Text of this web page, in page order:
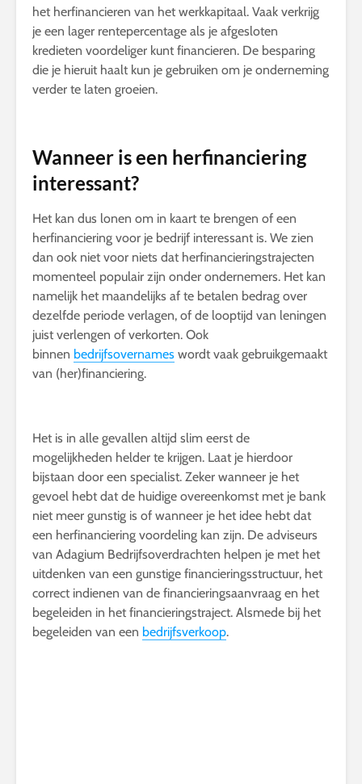
het herfinancieren van het werkkapitaal. Vaak verkrijg
je een lager rentepercentage als je afgesloten
kredieten voordeliger kunt financieren. De besparing
die je hieruit haalt kun je gebruiken om je onderneming
verder te laten groeien.
Wanneer is een herfinanciering
interessant?
Het kan dus lonen om in kaart te brengen of een
herfinanciering voor je bedrijf interessant is. We zien
dan ook niet voor niets dat herfinancieringstrajecten
momenteel populair zijn onder ondernemers. Het kan
namelijk het maandelijks af te betalen bedrag over
dezelfde periode verlagen, of de looptijd van leningen
juist verlengen of verkorten. Ook
binnen bedrijfsovernames wordt vaak gebruikgemaakt
van (her)financiering.
Het is in alle gevallen altijd slim eerst de
mogelijkheden helder te krijgen. Laat je hierdoor
bijstaan door een specialist. Zeker wanneer je het
gevoel hebt dat de huidige overeenkomst met je bank
niet meer gunstig is of wanneer je het idee hebt dat
een herfinanciering voordeling kan zijn. De adviseurs
van Adagium Bedrijfsoverdrachten helpen je met het
uitdenken van een gunstige financieringsstructuur, het
correct indienen van de financieringsaanvraag en het
begeleiden in het financieringstraject. Alsmede bij het
begeleiden van een bedrijfsverkoop.